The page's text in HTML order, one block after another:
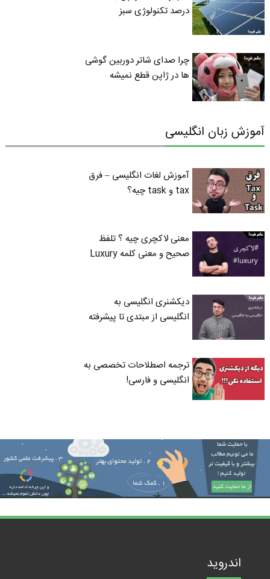
درصد تکنولوژی سبز
چرا صدای شاتر دوربین گوشی
ها در ژاپن قطع نمیشه
آموزش زبان انگلیسی
آموزش لغات انگلیسی – فرق
tax و task چیه؟
معنی لاکچری چیه ؟ تلفظ
صحیح و معنی کلمه Luxury
دیکشنری انگلیسی به
انگلیسی از مبتدی تا پیشرفته
ترجمه اصطلاحات تخصصی به
انگلیسی و فارسی!
اندروید